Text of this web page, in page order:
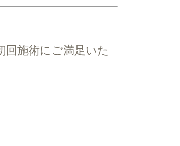
施術にご満足いた